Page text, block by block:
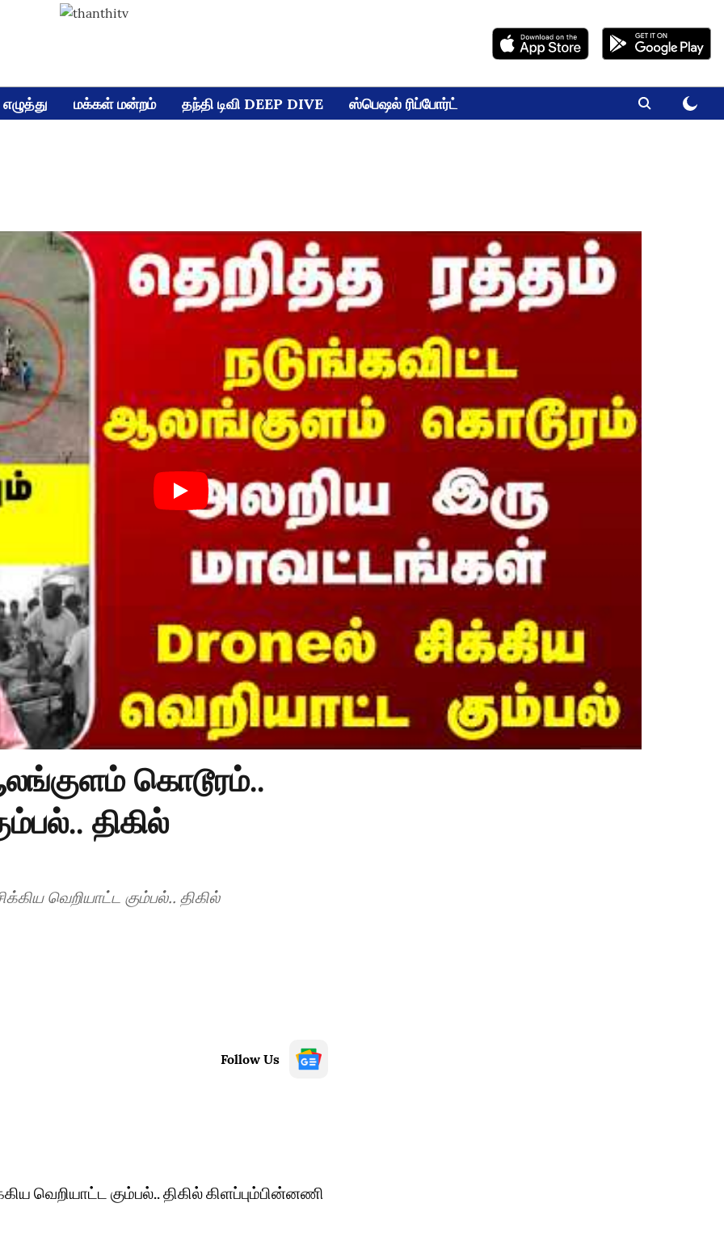
மக்கள் மன்றம் தந்தி டிவி DEEP DIVE ஸ்பெஷல் ரிப்போர்ட்
கொடூரம்..
திகில்
வெறியாட்ட கும்பல்.. திகில்
Follow Us
வெறியாட்ட கும்பல்.. திகில் கிளப்பும்பின்னணி